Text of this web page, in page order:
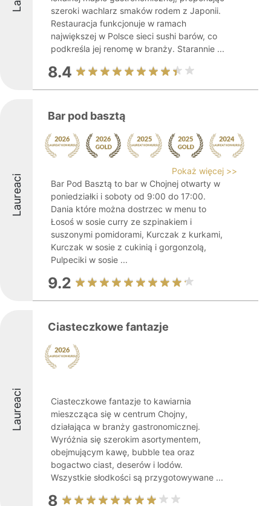
szeroki wachlarz smaków rodem z Japonii.
Restauracja funkcjonuje w ramach
największej w Polsce sieci sushi barów, co
podkreśla jej renomę w branży. Starannie ...
8.4
Laureaci
Bar pod basztą
Pokaż więcej >>
Bar Pod Basztą to bar w Chojnej otwarty w
poniedziałki i soboty od 9:00 do 17:00.
Dania które można dostrzec w menu to
Łosoś w sosie curry ze szpinakiem i
suszonymi pomidorami, Kurczak z kurkami,
Kurczak w sosie z cukinią i gorgonzolą,
Pulpeciki w sosie ...
9.2
Laureaci
Ciasteczkowe fantazje
Ciasteczkowe fantazje to kawiarnia
mieszcząca się w centrum Chojny,
działająca w branży gastronomicznej.
Wyróżnia się szerokim asortymentem,
obejmującym kawę, bubble tea oraz
bogactwo ciast, deserów i lodów.
Wszystkie słodkości są przygotowywane ...
8